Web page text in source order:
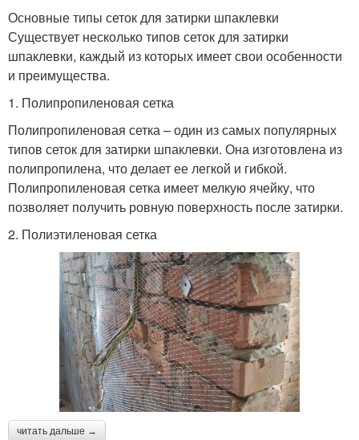
Основные типы сеток для затирки шпаклевки
Существует несколько типов сеток для затирки
шпаклевки, каждый из которых имеет свои особенности
и преимущества.
1. Полипропиленовая сетка
Полипропиленовая сетка – один из самых популярных
типов сеток для затирки шпаклевки. Она изготовлена из
полипропилена, что делает ее легкой и гибкой.
Полипропиленовая сетка имеет мелкую ячейку, что
позволяет получить ровную поверхность после затирки.
2. Полиэтиленовая сетка
читать дальше →